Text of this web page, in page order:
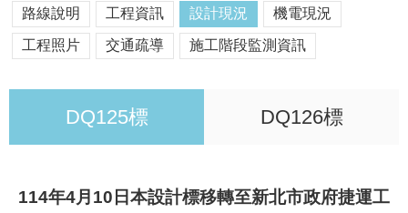
介
紹
運
開
路線說明 工程資訊 設計現況 機電現況
工程照片 交通疏導 施工階段監測資訊
DQ125標 DQ126標
114年4月10日本設計標移轉至新北市政府捷運工